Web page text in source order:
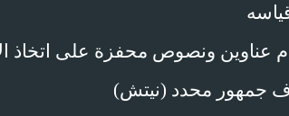
عناوين ونصوص محفزة على اتخاذ
جمهور محدد (نيتش)